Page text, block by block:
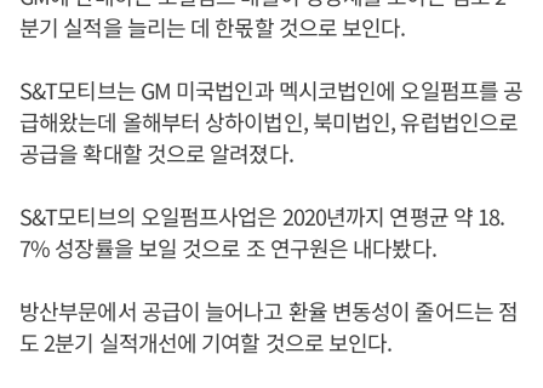
분기 실적을 늘리는 데 한몫할 것으로 보인다.
S&T모티브는 GM 미국법인과 멕시코법인에 오일펌프를 공
급해왔는데 올해부터 상하이법인, 북미법인, 유럽법인으로
공급을 확대할 것으로 알려졌다.
S&T모티브의 오일펌프사업은 2020년까지 연평균 약 18.
7% 성장률을 보일 것으로 조 연구원은 내다봤다.
방산부문에서 공급이 늘어나고 환율 변동성이 줄어드는 점
도 2분기 실적개선에 기여할 것으로 보인다.